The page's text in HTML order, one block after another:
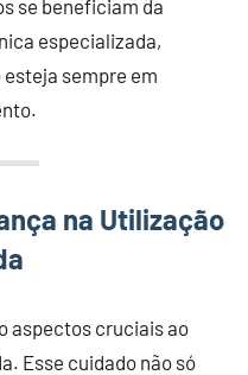
se beneficiam da
especializada,
sempre em
na Utilização
aspectos cruciais ao
Esse cuidado não só